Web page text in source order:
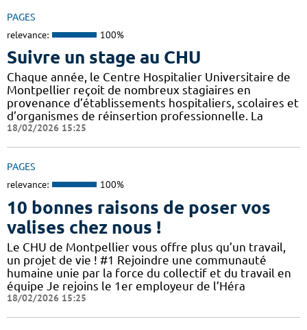
PAGES
relevance: 100%
Suivre un stage au CHU
Chaque année, le Centre Hospitalier Universitaire de
Montpellier reçoit de nombreux stagiaires en
provenance d’établissements hospitaliers, scolaires et
d’organismes de réinsertion professionnelle. La
18/02/2026 15:25
PAGES
relevance: 100%
10 bonnes raisons de poser vos
valises chez nous !
Le CHU de Montpellier vous offre plus qu’un travail,
un projet de vie ! #1 Rejoindre une communauté
humaine unie par la force du collectif et du travail en
équipe Je rejoins le 1er employeur de l’Héra
18/02/2026 15:25